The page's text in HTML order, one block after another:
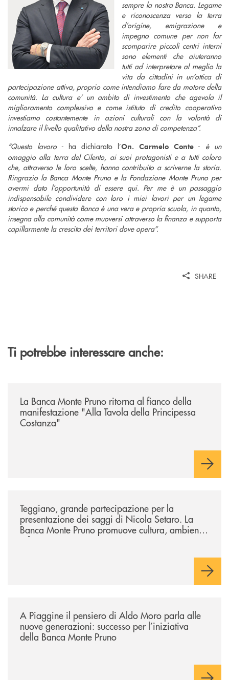
sempre la nostra Banca. Legame
e riconoscenza verso la terra
d’origine, emigrazione e
impegno comune per non far
scomparire piccoli centri interni
sono elementi che aiuteranno
tutti ad interpretare al meglio la
vita da cittadini in un’ottica di
partecipazione attiva, proprio come intendiamo fare da motore della
comunità. La cultura e’ un ambito di investimento che agevola il
miglioramento complessivo e come istituto di credito cooperativo
investiamo costantemente in azioni culturali con la volontà di
innalzare il livello qualitativo della nostra zona di competenza”.
“Questo lavoro- ha dichiarato l’On. Carmelo Conte- è un
omaggio alla terra del Cilento, ai suoi protagonisti e a tutti coloro
che, attraverso le loro scelte, hanno contribuito a scriverne la storia.
Ringrazio la Banca Monte Pruno e la Fondazione Monte Pruno per
avermi dato l’opportunità di essere qui. Per me è un passaggio
indispensabile condividere con loro i miei lavori per un legame
storico e perché questa Banca è una vera e propria scuola, in quanto,
insegna alla comunità come muoversi attraverso la finanza e supporta
capillarmente la crescita dei territori dove opera”.
SHARE
Ti potrebbe interessare anche:
La Banca Monte Pruno ritorna al fianco della
manifestazione "Alla Tavola della Principessa
Costanza"
Teggiano, grande partecipazione per la
presentazione dei saggi di Nicola Setaro. La
Banca Monte Pruno promuove cultura, ambiente
e futuro
A Piaggine il pensiero di Aldo Moro parla alle
nuove generazioni: successo per l’iniziativa
della Banca Monte Pruno